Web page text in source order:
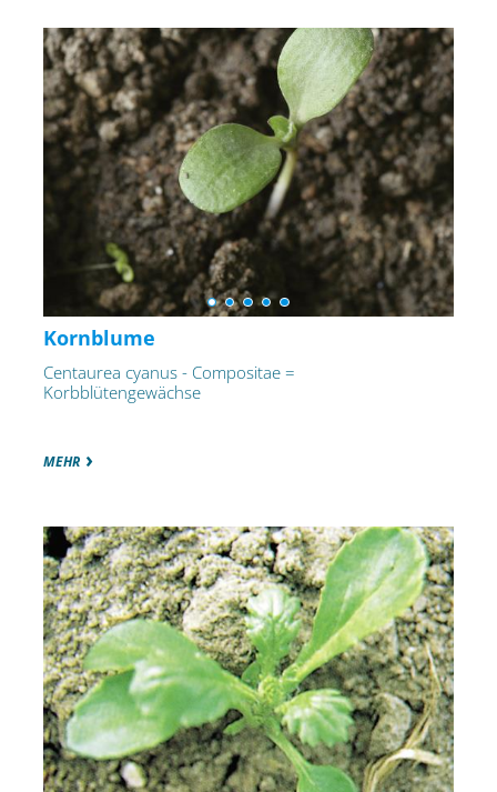
Kornblume
Centaurea cyanus - Compositae =
Korbblütengewächse
MEHR